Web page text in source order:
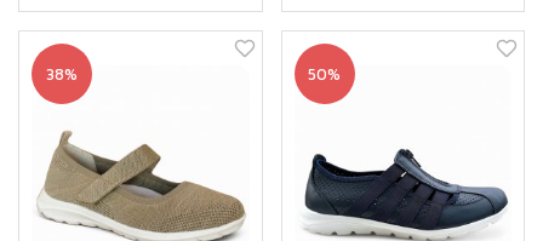
38% 50%